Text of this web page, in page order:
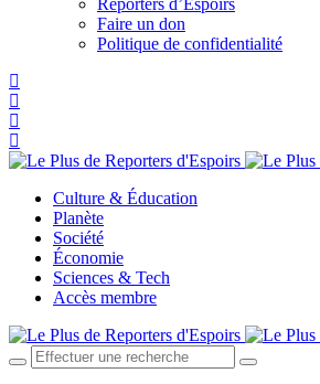
Reporters d’Espoirs
Faire un don
Politique de confidentialité
Culture & Éducation
Planète
Société
Économie
Sciences & Tech
Accès membre